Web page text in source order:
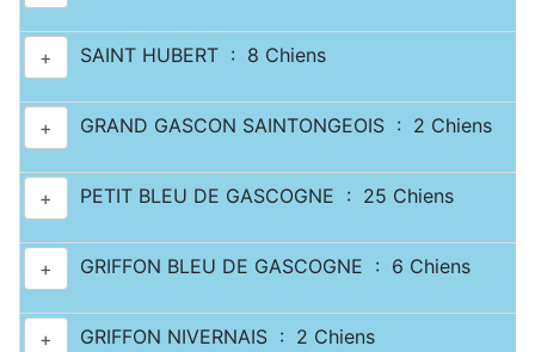
+ SAINT HUBERT : 8 Chiens
+ GRAND GASCON SAINTONGEOIS : 2 Chiens
+ PETIT BLEU DE GASCOGNE : 25 Chiens
+ GRIFFON BLEU DE GASCOGNE : 6 Chiens
+ GRIFFON NIVERNAIS : 2 Chiens